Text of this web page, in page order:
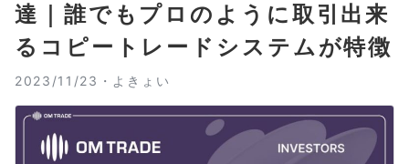
達｜誰でもプロのように取引出来
るコピートレードシステムが特徴
2023/11/23・ よきょい